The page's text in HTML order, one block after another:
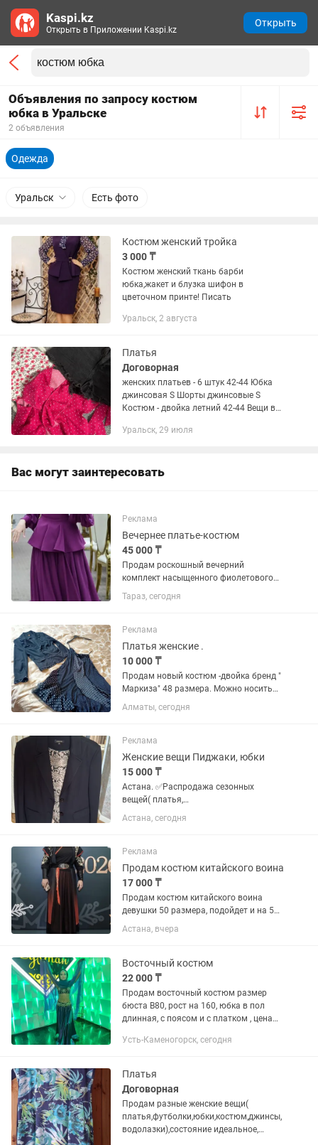
Объявления по запросу костюм
юбка в Уральске
2 объявления
Одежда
Уральск Есть фото
Костюм женский тройка
3 000 ₸
Костюм женский ткань барби
юбка,жакет и блузка шифон в
цветочном принте! Писать
Уральск, 2 августа
Платья
Договорная
женских платьев - 6 штук 42-44 Юбка
джинсовая S Шорты джинсовые S
Костюм - двойка летний 42-44 Вещи в
небольшую сумму
Уральск, 29 июля
Вас могут заинтересовать
Реклама
Вечернее платье-костюм
45 000 ₸
Продам роскошный вечерний
комплект насыщенного фиолетового
(пурпурного) цвета. Костюм выглядит
как элегантное платье в пол, но
что очень удобно в носке. Идеально...
Тараз, сегодня
Реклама
Платья женские .
10 000 ₸
Продам новый костюм -двойка бренд "
Маркиза" 48 размера. Можно носить
юбку с белым топом или чёрным ,а
сверху пиджак очень стильно и
,покупала дорого. Живу ниже...
Алматы, сегодня
Реклама
Женские вещи Пиджаки, юбки
15 000 ₸
Астана. ✅Распродажа сезонных
вещей( платья,
футболки,сарафаны,костюмы,топы,
блузки , юбки, и мн.др) ✅Продаются
базовые модели для делового,
классического или...
Астана, сегодня
Реклама
Продам костюм китайского воина
17 000 ₸
Продам костюм китайского воина
девушки 50 размера, подойдет и на 52.
Рубашка в виде кимоно на запах, и
юбка на запах. В комплект входит
кожи. Покупала на...
Астана, вчера
Восточный костюм
22 000 ₸
Продам восточный костюм размер
бюста В80, рост на 160, юбка в пол
длинная, с поясом и с платком , цена
Усть-Каменогорск, сегодня
Платья
Договорная
Продам разные женские вещи(
платья,футболки,юбки,костюм,джинсы,
водолазки),состояние идеальное,
Kaspi.kz
Открыть в Приложении Kaspi.kz
Открыть